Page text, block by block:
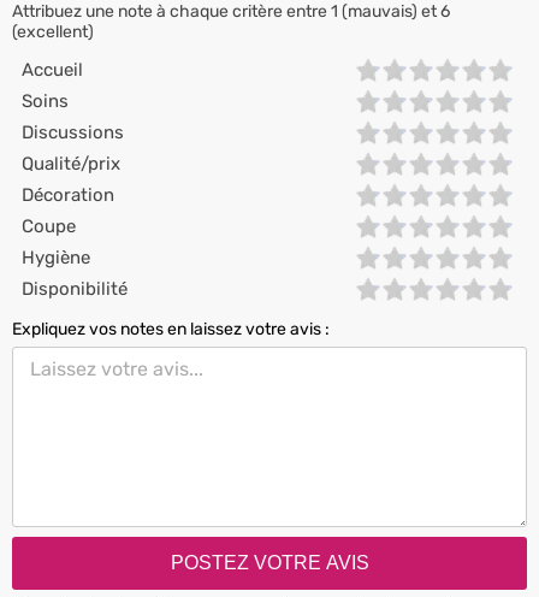
Attribuez une note à chaque critère entre 1 (mauvais) et 6
(excellent)
Accueil
Soins
Discussions
Qualité/prix
Décoration
Coupe
Hygiène
Disponibilité
Expliquez vos notes en laissez votre avis :